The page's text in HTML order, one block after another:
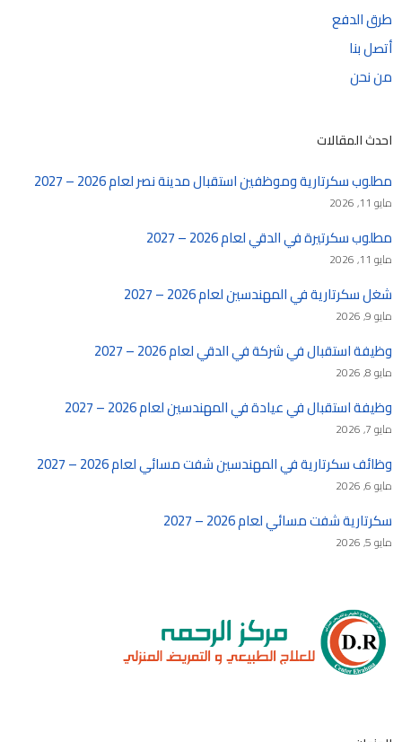
طرق الدفع
أتصل بنا
من نحن
احدث المقالات
مطلوب سكرتارية وموظفين استقبال مدينة نصر لعام 2026 – 2027
مايو 11, 2026
مطلوب سكرتيرة في الدقي لعام 2026 – 2027
مايو 11, 2026
شغل سكرتارية في المهندسين لعام 2026 – 2027
مايو 9, 2026
وظيفة استقبال في شركة في الدقي لعام 2026 – 2027
مايو 8, 2026
وظيفة استقبال في عيادة في المهندسين لعام 2026 – 2027
مايو 7, 2026
وظائف سكرتارية في المهندسين شفت مسائي لعام 2026 – 2027
مايو 6, 2026
سكرتارية شفت مسائي لعام 2026 – 2027
مايو 5, 2026